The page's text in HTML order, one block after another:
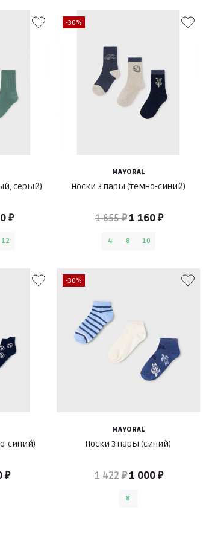
серый)
₽
12
-30%
MAYORAL
Носки 3 пары (темно-синий)
1 655 ₽1 160 ₽
4 8 10
синий)
₽
-30%
MAYORAL
Носки 3 пары (синий)
1 422 ₽1 000 ₽
8